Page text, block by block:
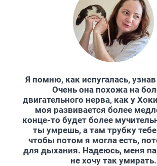
Я помню, как испугалась,
Очень она похожа на
двигательного нерва, как у
моя развивается более
конце-то будет более
ты умрешь, а там трубку
чтобы потом я могла есть,
для дыхания. Надеюсь, меня
не хочу так умирать.